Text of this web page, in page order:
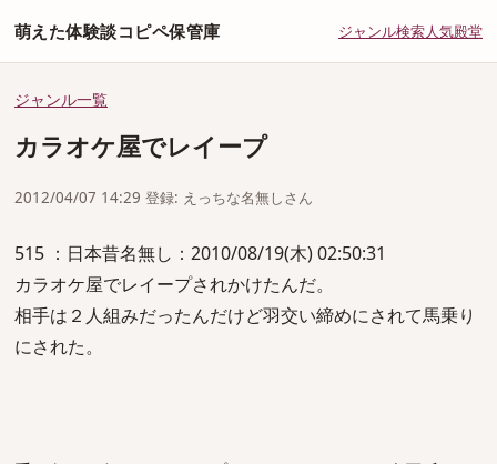
萌えた体験談コピペ保管庫 ジャンル検索人気殿堂
ジャンル一覧
カラオケ屋でレイープ
2012/04/07 14:29 登録: えっちな名無しさん
515 ：日本昔名無し：2010/08/19(木) 02:50:31
カラオケ屋でレイープされかけたんだ。
相手は２人組みだったんだけど羽交い締めにされて馬乗り
にされた。